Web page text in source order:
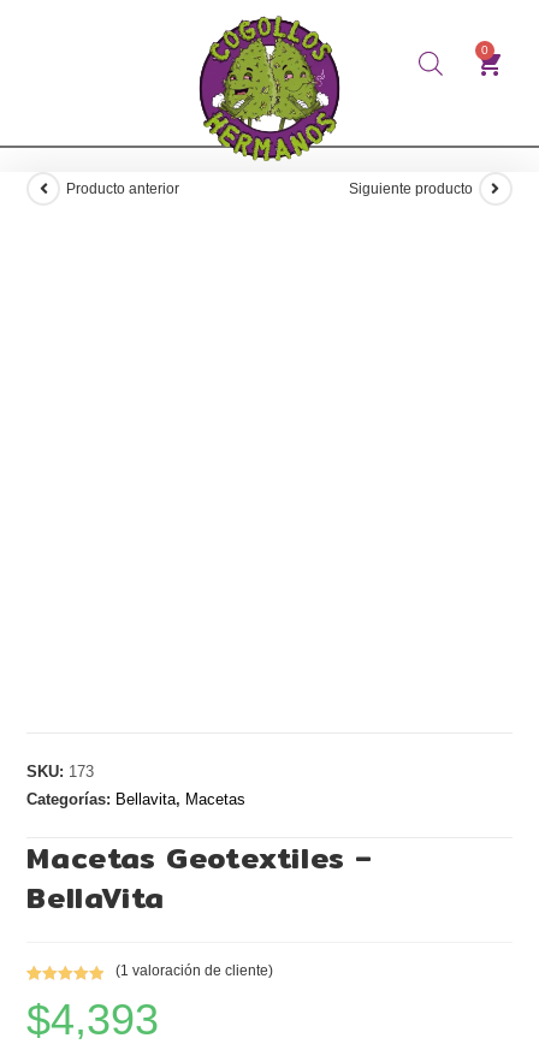
0
Producto anterior Siguiente producto
SKU: 173
Categorías: Bellavita, Macetas
Macetas Geotextiles –
BellaVita
5.00 sobre
5 basado
(1 valoración de cliente)
$4,393